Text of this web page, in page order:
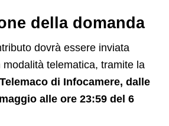
della domanda
dovrà essere inviata
telematica, tramite la
di Infocamere, dalle
alle ore 23:59 del 6